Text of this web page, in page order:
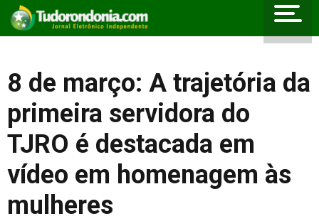
8 de março: A trajetória da
primeira servidora do
TJRO é destacada em
vídeo em homenagem às
mulheres